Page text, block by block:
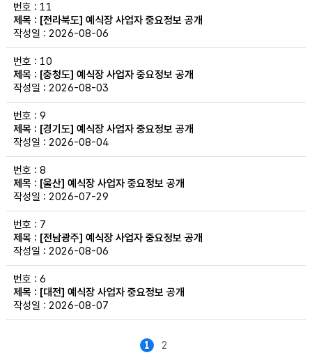
11
[전라북도] 예식장 사업자 중요정보 공개
2026-08-06
10
[충청도] 예식장 사업자 중요정보 공개
2026-08-03
9
[경기도] 예식장 사업자 중요정보 공개
2026-08-04
8
[울산] 예식장 사업자 중요정보 공개
2026-07-29
7
[전남광주] 예식장 사업자 중요정보 공개
2026-08-06
6
[대전] 예식장 사업자 중요정보 공개
2026-08-07
1 2